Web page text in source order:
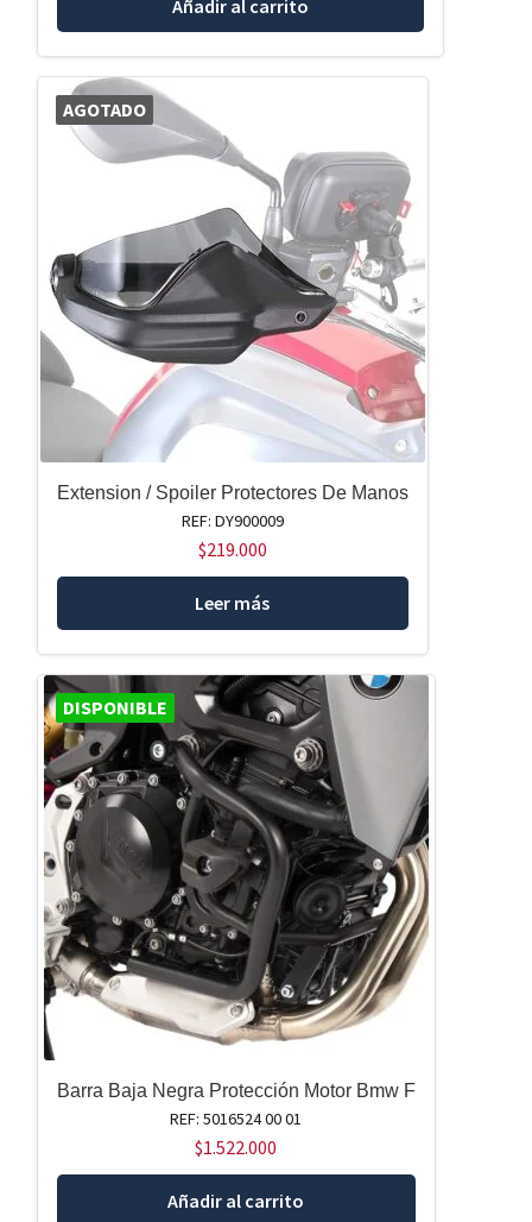
Añadir al carrito
AGOTADO
Extension / Spoiler Protectores De Manos
REF: DY900009
$219.000
Leer más
DISPONIBLE
Barra Baja Negra Protección Motor Bmw F
REF: 5016524 00 01
$1.522.000
Añadir al carrito